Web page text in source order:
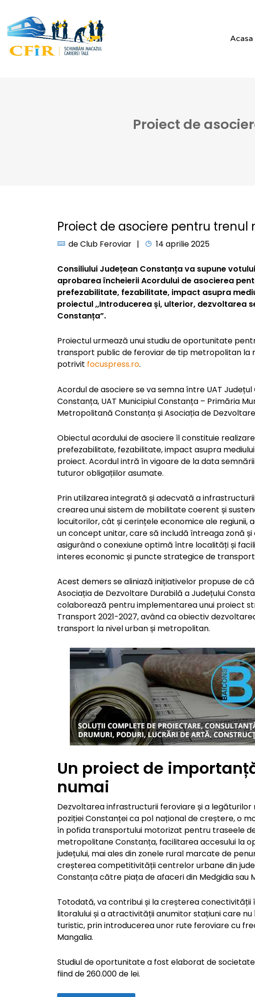
Acasa
Proiect de
Proiect de asociere pentru
deClub Feroviar 14 aprilie 2025
Consiliului Județean Constanța va supune
aprobarea încheierii Acordului de asocierea
prefezabilitate, fezabilitate, impact asupra
proiectul ,,Introducerea și, ulterior, dezvoltarea
Constanța”.
Proiectul urmează unui studiu de oportunitate
transport public de feroviar de tip metropolitan la
potrivit focuspress.ro.
Acordul de asociere se va semna între UAT
Constanța, UAT Municipiul Constanța – Primăria
Metropolitană Constanța și Asociația de
Obiectul acordului de asociere îl constituie
prefezabilitate, fezabilitate, impact asupra
proiect. Acordul intră în vigoare de la data
tuturor obligațiilor asumate.
Prin utilizarea integrată și adecvată a
crearea unui sistem de mobilitate coerent și
locuitorilor, cât și cerințele economice ale regiunii,
un concept unitar, care să includă întreaga zonă
asigurând o conexiune optimă între localități și
interes economic și puncte strategice de
Acest demers se aliniază inițiativelor propuse de
Asociația de Dezvoltare Durabilă a Județului
colaborează pentru implementarea unui proiect
Transport 2021-2027, având ca obiectiv
transport la nivel urban și metropolitan.
Un proiect de
numai
Dezvoltarea infrastructurii feroviare și a
poziției Constanței ca pol național de creștere, o
în pofida transportului motorizat pentru traseele
metropolitane Constanța, facilitarea accesului la
județului, mai ales din zonele rural marcate de
creșterea competitivității centrelor urbane din
Constanța către piața de afaceri din Medgidia sau
Totodată, va contribui și la creșterea
litoralului și a atractivității anumitor stațiuni care
turistic, prin introducerea unor rute feroviare cu
Mangalia.
Studiul de oportunitate a fost elaborat de
fiind de 260.000 de lei.